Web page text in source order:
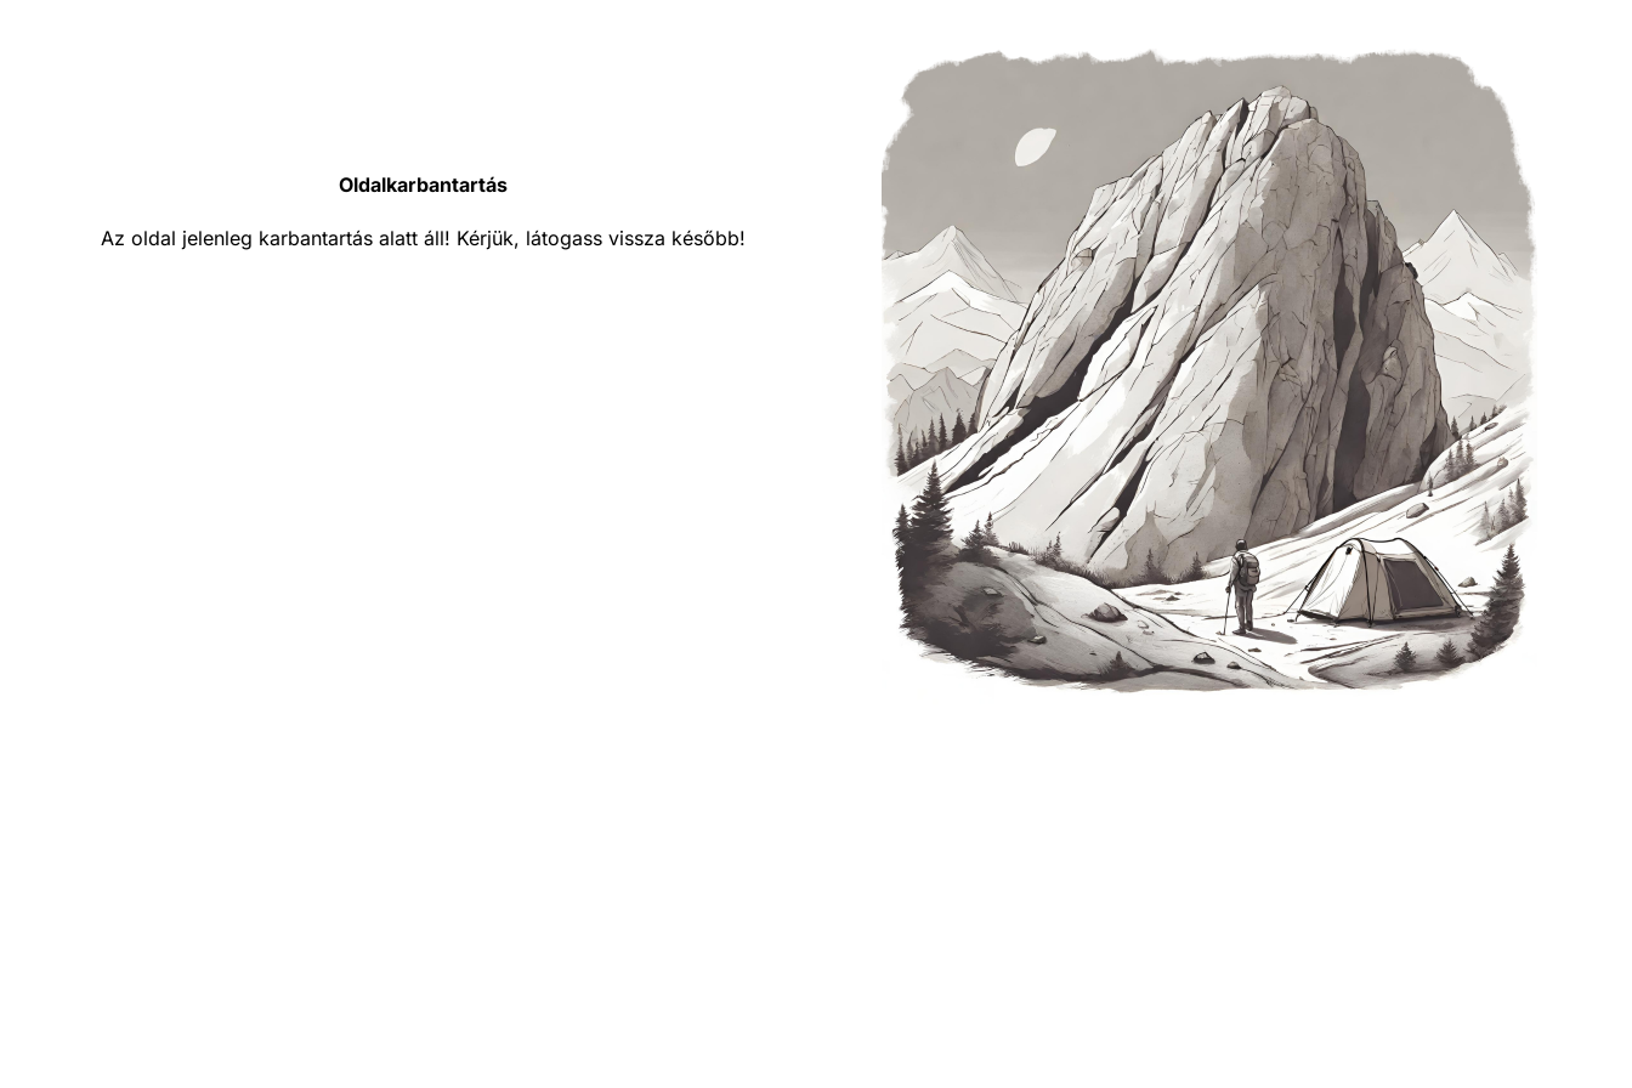
Oldalkarbantartás
Az oldal jelenleg karbantartás alatt áll! Kérjük, látogass vissza később!